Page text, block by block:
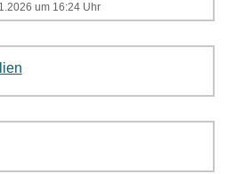
um 16:24 Uhr